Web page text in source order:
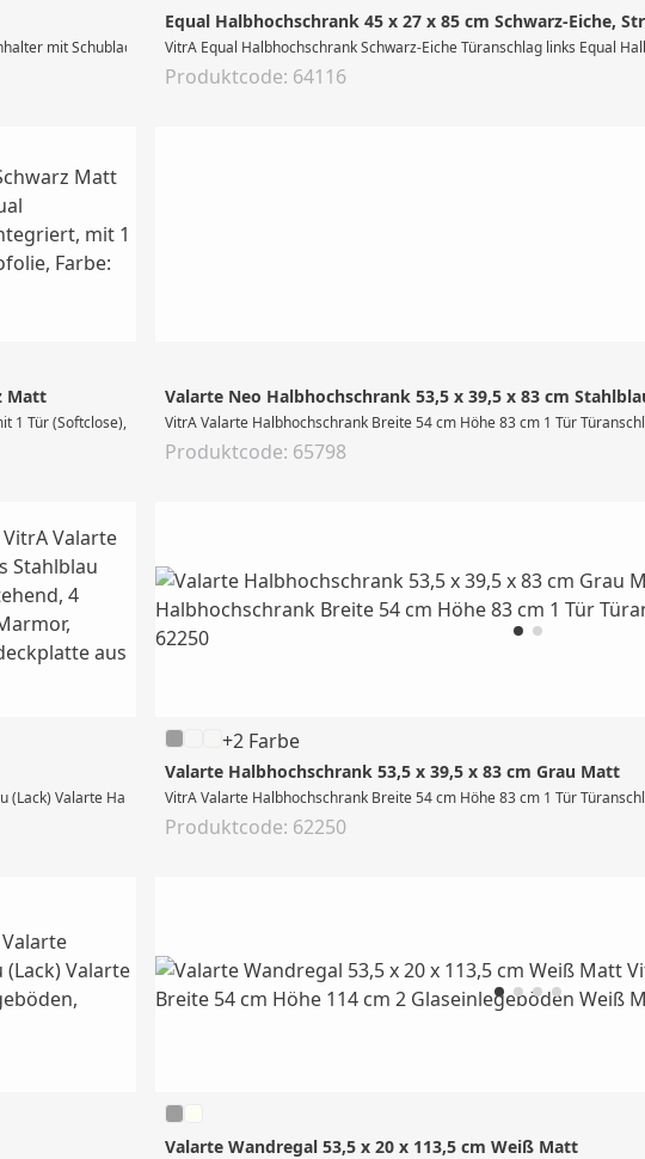
mit Schublade, bodenstehend + Wandmontage, 1 Schublade (Softclose),
Equal Halbhochschrank 45 x 27 x 85 cm Schwarz-Eiche,
VitrA Equal Halbhochschrank Schwarz-Eiche Türanschlag links Equal
Produktcode: 64116
Matt
1 Tür (Softclose), Türanschlag rechts, Griffe integriert, mit 1 Glaseinlegeboden, mit
Valarte Neo Halbhochschrank 53,5 x 39,5 x 83 cm
VitrA Valarte Halbhochschrank Breite 54 cm Höhe 83 cm 1 Tür
Produktcode: 65798
Valarte Halbhochschrank, Breite 54 cm, Höhe 83 cm, bodenstehend, 4 Möbelfüße
+2 Farbe
Valarte Halbhochschrank 53,5 x 39,5 x 83 cm Grau Matt
VitrA Valarte Halbhochschrank Breite 54 cm Höhe 83 cm 1 Tür
Produktcode: 62250
Valarte Wandregal 53,5 x 20 x 113,5 cm Weiß Matt